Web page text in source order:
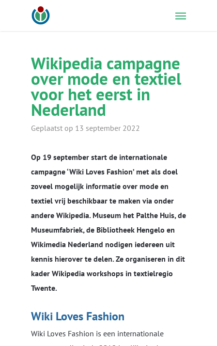
Menu
Wikipedia campagne
over mode en textiel
voor het eerst in
Nederland
Geplaatst op 13 september 2022
Op 19 september start de internationale
campagne ‘Wiki Loves Fashion’ met als doel
zoveel mogelijk informatie over mode en
textiel vrij beschikbaar te maken via onder
andere Wikipedia. Museum het Palthe Huis, de
Museumfabriek, de Bibliotheek Hengelo en
Wikimedia Nederland nodigen iedereen uit
kennis hierover te delen. Ze organiseren in dit
kader Wikipedia workshops in textielregio
Twente.
Wiki Loves Fashion
Wiki Loves Fashion is een internationale